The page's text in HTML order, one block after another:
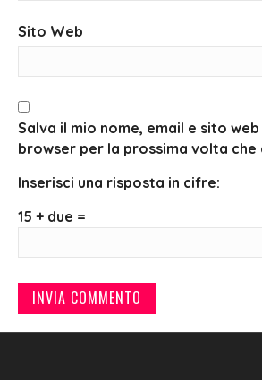
Sito Web
Salva il mio nome, email e sito
browser per la prossima volta che
Inserisci una risposta in cifre:
15 + due =